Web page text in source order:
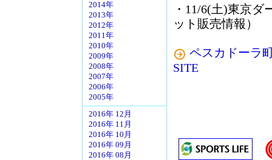
2014年
2013年
2012年
2011年
2010年
2009年
2008年
2007年
2006年
2005年
2016年 12月
2016年 11月
2016年 10月
2016年 09月
2016年 08月
・11/6(土)東京
ット販売情報）
ペスカドーラ
SITE